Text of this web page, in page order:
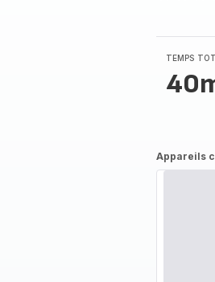
étoiles
(moyenne)
TEMPS
Appareils